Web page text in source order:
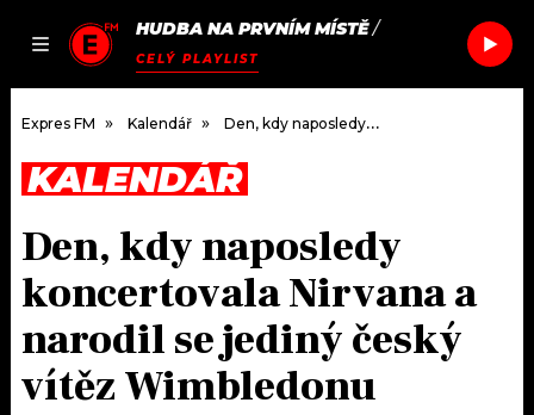
JAK
SEZNAM.CZ
HUDBA NA PRVNÍM MÍSTĚ/
CELÝ PLAYLIST
DOMŮ
ČLÁNKY
HUDBA
PODCASTY
JAK NALADIT
Expres FM Kalendář Den, kdy naposledy koncertovala Nirvana a narodil se jediný český vítěz Wimbledonu
KALENDÁŘ
Den, kdy naposledy
koncertovala Nirvana a
narodil se jediný český
vítěz Wimbledonu